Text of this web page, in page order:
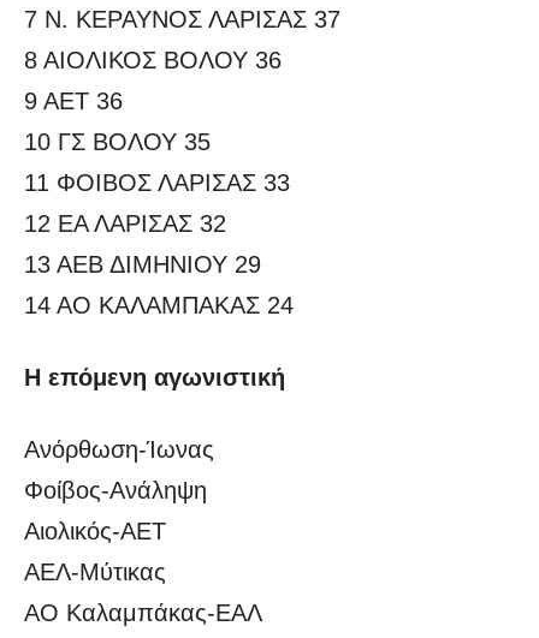
7 Ν. ΚΕΡΑΥΝΟΣ ΛΑΡΙΣΑΣ 37
8 ΑΙΟΛΙΚΟΣ ΒΟΛΟΥ 36
9 ΑΕΤ 36
10 ΓΣ ΒΟΛΟΥ 35
11 ΦΟΙΒΟΣ ΛΑΡΙΣΑΣ 33
12 ΕΑ ΛΑΡΙΣΑΣ 32
13 ΑΕΒ ΔΙΜΗΝΙΟΥ 29
14 ΑΟ ΚΑΛΑΜΠΑΚΑΣ 24
Η επόμενη αγωνιστική
Ανόρθωση-Ίωνας
Φοίβος-Ανάληψη
Αιολικός-ΑΕΤ
ΑΕΛ-Μύτικας
ΑΟ Καλαμπάκας-ΕΑΛ